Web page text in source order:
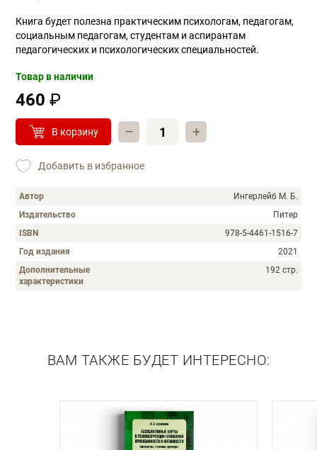
Книга будет полезна практическим психологам, педагогам,
социальным педагогам, студентам и аспирантам
педагогических и психологических специальностей.
Товар в наличии
460 ₽
В корзину – +
Добавить в избранное
Автор
Ингерлейб М. Б.
Издательство
Питер
ISBN
978-5-4461-1516-7
Год издания
2021
Дополнительные
характеристики
192 стр.
ВАМ ТАКЖЕ БУДЕТ ИНТЕРЕСНО: